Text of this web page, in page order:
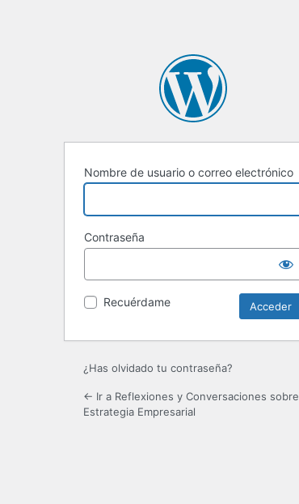
Nombre de usuario o correo electrónico
Contraseña
Recuérdame
¿Has olvidado tu contraseña?
← Ir a Reflexiones y Conversaciones sobre
Estrategia Empresarial